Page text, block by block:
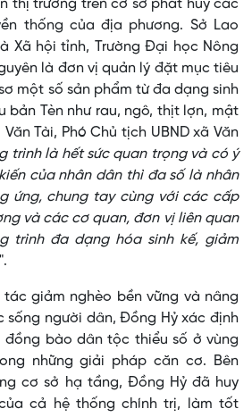
thị trường trên cơ sở phát huy các
thống của địa phương. Sở Lao
Xã hội tỉnh, Trường Đại học Nông
là đơn vị quản lý đặt mục tiêu
một số sản phẩm từ đa dạng sinh
bản Tèn như rau, ngô, thịt lợn, mật
Tài, Phó Chủ tịch UBND xã Văn
trình là hết sức quan trọng và có ý
của nhân dân thì đa số là nhân
ứng, chung tay cùng với các cấp
và các cơ quan, đơn vị liên quan
trình đa dạng hóa sinh kế, giảm
".
nghèo bền vững và nâng
sống người dân, Đồng Hỷ xác định
đồng bào dân tộc thiểu số ở vùng
những giải pháp căn cơ. Bên
cơ sở hạ tầng, Đồng Hỷ đã huy
cả hệ thống chính trị, làm tốt